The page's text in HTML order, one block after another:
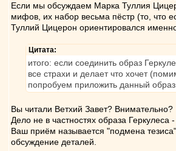
Если мы обсуждаем Марка Туллия
мифов, их набор весьма пёстр (то, что
Туллий Цицерон ориентировался
Цитата:
итого: если соединить образ
все страхи и делает что хочет
попробуем приложить данный
Вы читали Ветхий Завет? Внимательно?
Дело не в частностях образа
Ваш приём называется "подмена
обсуждение деталей.